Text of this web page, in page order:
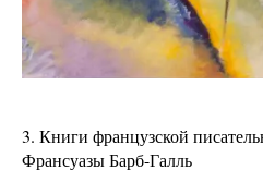
3. Книги французской
Франсуазы Барб-Галль